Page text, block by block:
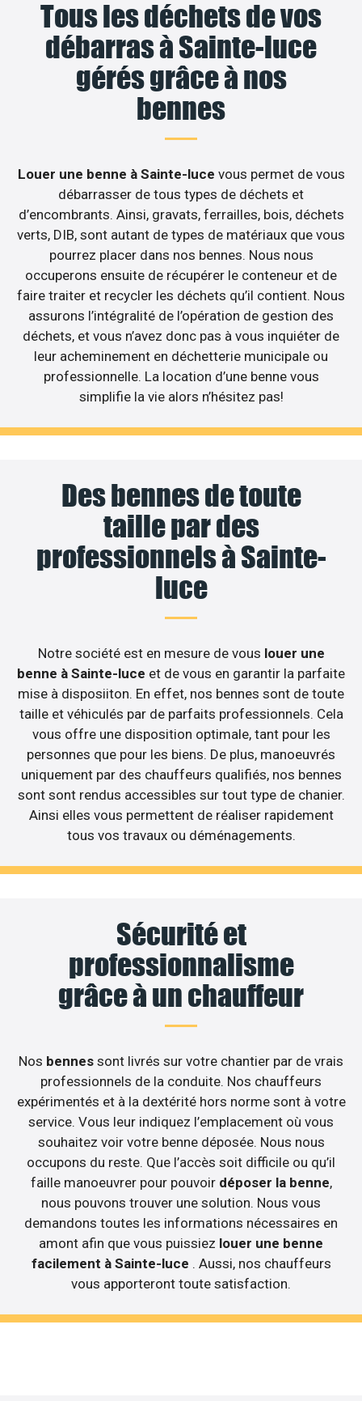
Tous les déchets de vos
débarras à Sainte-luce
gérés grâce à nos
bennes
Louer une benne à Sainte-luce vous permet de vous
débarrasser de tous types de déchets et
d’encombrants. Ainsi, gravats, ferrailles, bois, déchets
verts, DIB, sont autant de types de matériaux que vous
pourrez placer dans nos bennes. Nous nous
occuperons ensuite de récupérer le conteneur et de
faire traiter et recycler les déchets qu’il contient. Nous
assurons l’intégralité de l’opération de gestion des
déchets, et vous n’avez donc pas à vous inquiéter de
leur acheminement en déchetterie municipale ou
professionnelle. La location d’une benne vous
simplifie la vie alors n’hésitez pas!
Des bennes de toute
taille par des
professionnels à Sainte-
luce
Notre société est en mesure de vous louer une
benne à Sainte-luce et de vous en garantir la parfaite
mise à disposiiton. En effet, nos bennes sont de toute
taille et véhiculés par de parfaits professionnels. Cela
vous offre une disposition optimale, tant pour les
personnes que pour les biens. De plus, manoeuvrés
uniquement par des chauffeurs qualifiés, nos bennes
sont sont rendus accessibles sur tout type de chanier.
Ainsi elles vous permettent de réaliser rapidement
tous vos travaux ou déménagements.
Sécurité et
professionnalisme
grâce à un chauffeur
Nos bennes sont livrés sur votre chantier par de vrais
professionnels de la conduite. Nos chauffeurs
expérimentés et à la dextérité hors norme sont à votre
service. Vous leur indiquez l’emplacement où vous
souhaitez voir votre benne déposée. Nous nous
occupons du reste. Que l’accès soit difficile ou qu’il
faille manoeuvrer pour pouvoir déposer la benne,
nous pouvons trouver une solution. Nous vous
demandons toutes les informations nécessaires en
amont afin que vous puissiez louer une benne
facilement à Sainte-luce . Aussi, nos chauffeurs
vous apporteront toute satisfaction.